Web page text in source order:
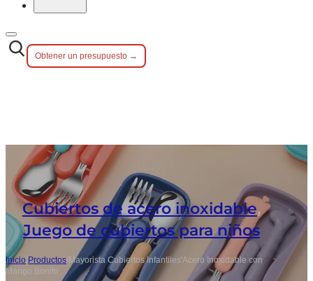
Obtener un presupuesto →
Cubiertos de acero inoxidable,
Juego de cubiertos para niños
Inicio/Productos/Mayorista Cubiertos Infantiles'Acero Inoxidable con
Mango Bonito